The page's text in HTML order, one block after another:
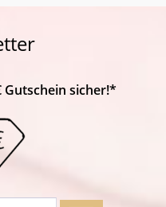
Gutschein sicher!*